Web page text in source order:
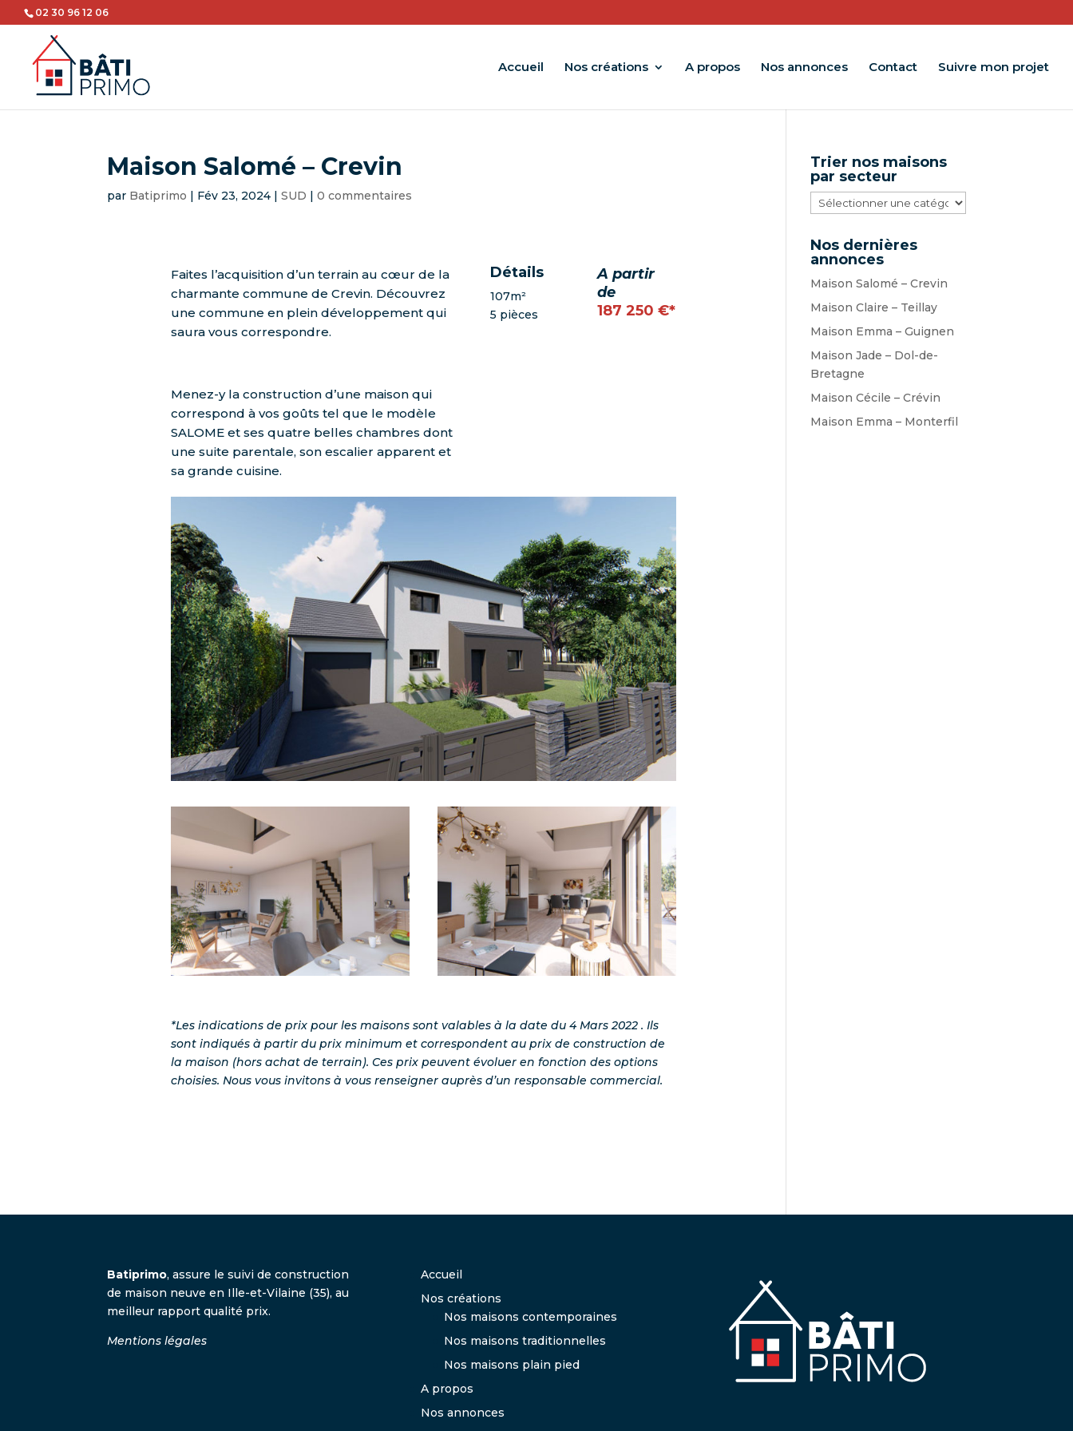
02 30 96 12 06
Accueil Nos créations A propos Nos annonces Contact Suivre mon projet
Maison Salomé – Crevin
par Batiprimo | Fév 23, 2024 |SUD |0 commentaires
Faites l’acquisition d’un terrain au cœur de la
charmante commune de Crevin. Découvrez
une commune en plein développement qui
saura vous correspondre.
Menez-y la construction d’une maison qui
correspond à vos goûts tel que le modèle
SALOME et ses quatre belles chambres dont
une suite parentale, son escalier apparent et
sa grande cuisine.
Détails
107m²
5 pièces
A partir
de
187 250 €*
*Les indications de prix pour les maisons sont valables à la date du 4 Mars 2022 . Ils
sont indiqués à partir du prix minimum et correspondent au prix de construction de
la maison (hors achat de terrain). Ces prix peuvent évoluer en fonction des options
choisies. Nous vous invitons à vous renseigner auprès d’un responsable commercial.
Trier nos maisons
par secteur
Trier
nos
maisons
par
Nos dernières
annonces
Maison Salomé – Crevin
Maison Claire – Teillay
Maison Emma – Guignen
Maison Jade – Dol-de-
Bretagne
Maison Cécile – Crévin
Maison Emma – Monterfil
Batiprimo, assure le suivi de construction
de maison neuve en Ille-et-Vilaine (35), au
meilleur rapport qualité prix.
Mentions légales
Accueil
Nos créations
Nos maisons contemporaines
Nos maisons traditionnelles
Nos maisons plain pied
A propos
Nos annonces